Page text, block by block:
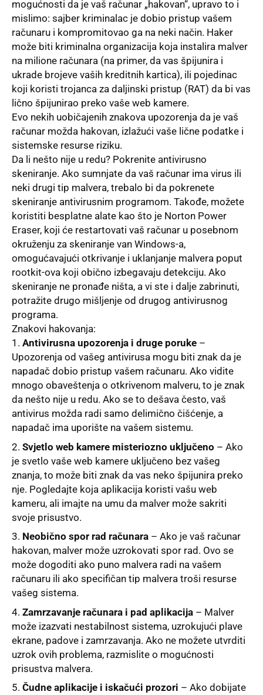
mogućnosti da je vaš računar „hakovan“, upravo to i
mislimo: sajber kriminalac je dobio pristup vašem
računaru i kompromitovao ga na neki način. Haker
može biti kriminalna organizacija koja instalira malver
na milione računara (na primer, da vas špijunira i
ukrade brojeve vaših kreditnih kartica), ili pojedinac
koji koristi trojanca za daljinski pristup (RAT) da bi vas
lično špijunirao preko vaše web kamere.
Evo nekih uobičajenih znakova upozorenja da je vaš
računar možda hakovan, izlažući vaše lične podatke i
sistemske resurse riziku.
Da li nešto nije u redu? Pokrenite antivirusno
skeniranje. Ako sumnjate da vaš računar ima virus ili
neki drugi tip malvera, trebalo bi da pokrenete
skeniranje antivirusnim programom. Takođe, možete
koristiti besplatne alate kao što je Norton Power
Eraser, koji će restartovati vaš računar u posebnom
okruženju za skeniranje van Windows-a,
omogućavajući otkrivanje i uklanjanje malvera poput
rootkit-ova koji obično izbegavaju detekciju. Ako
skeniranje ne pronađe ništa, a vi ste i dalje zabrinuti,
potražite drugo mišljenje od drugog antivirusnog
programa.
Znakovi hakovanja:
Antivirusna upozorenja i druge poruke –
Upozorenja od vašeg antivirusa mogu biti znak da je
napadač dobio pristup vašem računaru. Ako vidite
mnogo obaveštenja o otkrivenom malveru, to je znak
da nešto nije u redu. Ako se to dešava često, vaš
antivirus možda radi samo delimično čišćenje, a
napadač ima uporište na vašem sistemu.
Svjetlo web kamere misteriozno uključeno – Ako
je svetlo vaše web kamere uključeno bez vašeg
znanja, to može biti znak da vas neko špijunira preko
nje. Pogledajte koja aplikacija koristi vašu web
kameru, ali imajte na umu da malver može sakriti
svoje prisustvo.
Neobično spor rad računara – Ako je vaš računar
hakovan, malver može uzrokovati spor rad. Ovo se
može dogoditi ako puno malvera radi na vašem
računaru ili ako specifičan tip malvera troši resurse
vašeg sistema.
Zamrzavanje računara i pad aplikacija – Malver
može izazvati nestabilnost sistema, uzrokujući plave
ekrane, padove i zamrzavanja. Ako ne možete utvrditi
uzrok ovih problema, razmislite o mogućnosti
prisustva malvera.
Čudne aplikacije i iskačući prozori – Ako dobijate